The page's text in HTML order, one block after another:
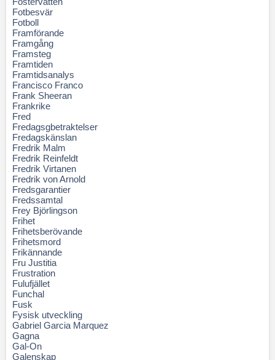
Fotbesvär
Fotboll
Framförande
Framgång
Framsteg
Framtiden
Framtidsanalys
Francisco Franco
Frank Sheeran
Frankrike
Fred
Fredagsgbetraktelser
Fredagskänslan
Fredrik Malm
Fredrik Reinfeldt
Fredrik Virtanen
Fredrik von Arnold
Fredsgarantier
Fredssamtal
Frey Björlingson
Frihet
Frihetsberövande
Frihetsmord
Frikännande
Fru Justitia
Frustration
Fulufjället
Funchal
Fusk
Fysisk utveckling
Gabriel Garcia Marquez
Gagna
Gal-On
Galenskap